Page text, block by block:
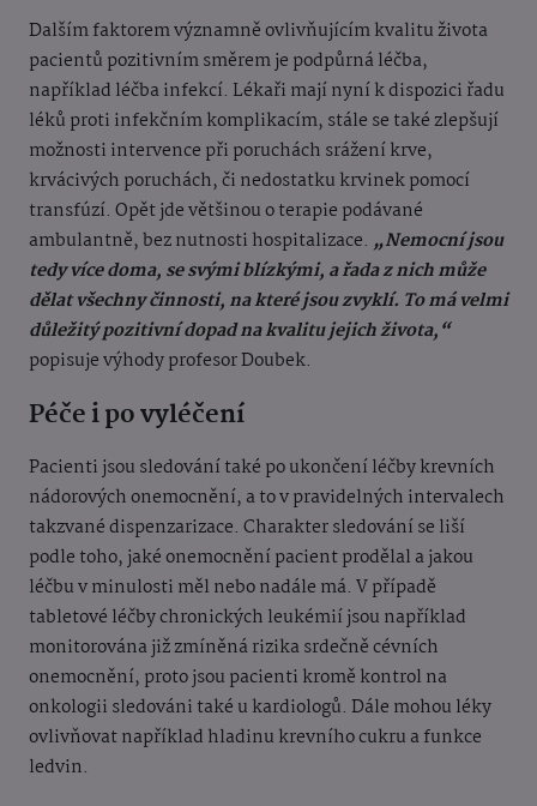
Dalším faktorem významně ovlivňujícím kvalitu života
pacientů pozitivním směrem je podpůrná léčba,
například léčba infekcí. Lékaři mají nyní k dispozici řadu
léků proti infekčním komplikacím, stále se také zlepšují
možnosti intervence při poruchách srážení krve,
krvácivých poruchách, či nedostatku krvinek pomocí
transfúzí. Opět jde většinou o terapie podávané
ambulantně, bez nutnosti hospitalizace. „Nemocní jsou
tedy více doma, se svými blízkými, a řada z nich může
dělat všechny činnosti, na které jsou zvyklí. To má velmi
důležitý pozitivní dopad na kvalitu jejich života,“
popisuje výhody profesor Doubek.
Péče i po vyléčení
Pacienti jsou sledování také po ukončení léčby krevních
nádorových onemocnění, a to v pravidelných intervalech
takzvané dispenzarizace. Charakter sledování se liší
podle toho, jaké onemocnění pacient prodělal a jakou
léčbu v minulosti měl nebo nadále má. V případě
tabletové léčby chronických leukémií jsou například
monitorována již zmíněná rizika srdečně cévních
onemocnění, proto jsou pacienti kromě kontrol na
onkologii sledováni také u kardiologů. Dále mohou léky
ovlivňovat například hladinu krevního cukru a funkce
ledvin.